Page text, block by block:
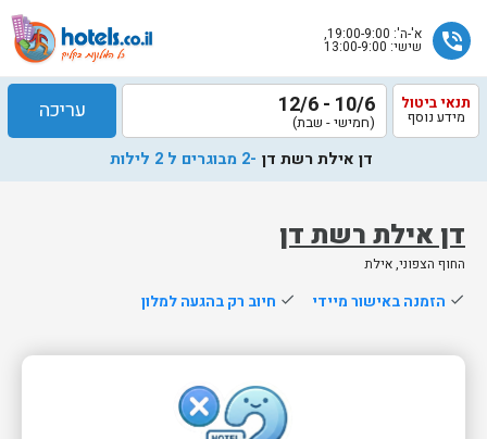
phone_in_talk א'-ה': 19:00-9:00,
שישי: 13:00-9:00
דן אילת רשת דן
החוף הצפוני, אילת
תנאי ביטול
מידע נוסף 10/6 - 12/6
(חמישי - שבת) עריכה
דן אילת רשת דן -2 מבוגרים ל 2 לילות
done הזמנה באישור מיידי done חיוב רק בהגעה למלון
שלח